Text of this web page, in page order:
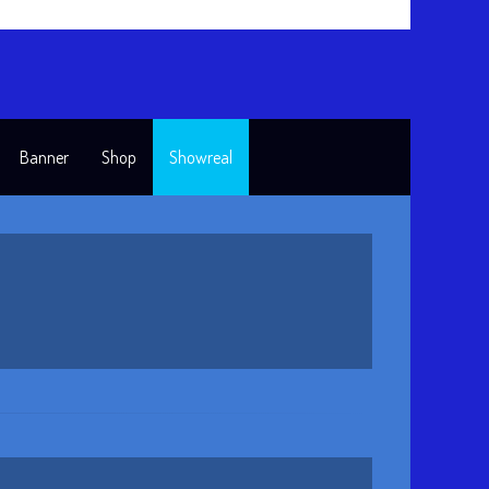
Banner Shop Showreal